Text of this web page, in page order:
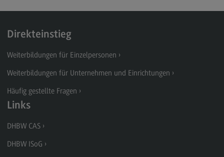
Direkteinstieg
Weiterbildungen für Einzelpersonen
Weiterbildungen für Unternehmen und Einrichtungen
Häufig gestellte Fragen
Links
DHBW CAS
DHBW ISoG